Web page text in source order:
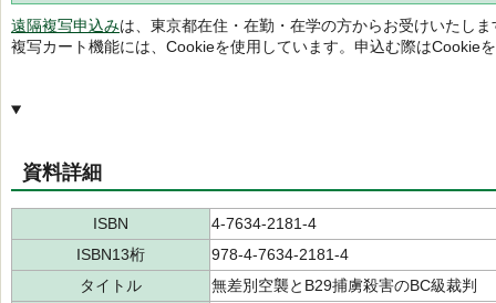
遠隔複写申込みは、東京都在住・在勤・在学の方からお受けいたしま
複写カート機能には、Cookieを使用しています。申込む際はCookie
資料詳細
ISBN
4-7634-2181-4
ISBN13桁
978-4-7634-2181-4
タイトル
無差別空襲とB29捕虜殺害のBC級裁判